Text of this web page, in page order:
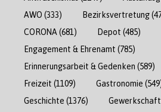
AWO (333) Bezirksvertretung
CORONA (681) Depot (485)
Engagement & Ehrenamt (785)
Erinnerungsarbeit & Gedenken (589)
Freizeit (1109) Gastronomie
Geschichte (1376)